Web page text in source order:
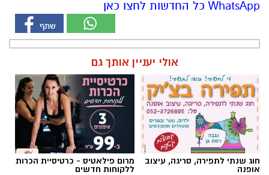
חוג שנתי לתפירה, סריגה, עיצוב מרום פילאטיס - כרטיסיית הכרות
ללקוחות חדשים
חדש - תואר ראשון במערכות
מידע בשנתיים בלבד
ניצן אהרון - מספרת בוטיק ברמת
גן ״מומחה לעיצוב שיער,
החלקות, וצבעים״